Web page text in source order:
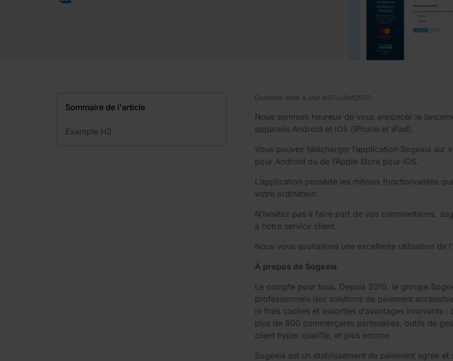
Sommaire de l'article
Example H2
Dernière mise à jour le01Juillet2020
Nous sommes heureux de vous annoncer le
appareils Android et iOS (iPhone et iPad).
Vous pouvez télécharger l’application Sogexia
pour Android ou de l’Apple Store pour iOS.
L’application possède les mêmes fonctionnalités
votre ordinateur.
N’hésitez pas à faire part de vos commentaires,
à notre service client.
Nous vous souhaitons une excellente utilisation de
À propos de Sogexia
Le compte pour tous. Depuis 2010, le groupe
professionnels des solutions de paiement
ni frais cachés et assorties d’avantages innovants
plus de 800 commerçants partenaires, outils de
client hyper qualifié, et plus encore.
Sogexia est un établissement de paiement agréé